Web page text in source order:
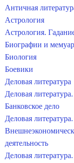
Античная
Астрология
Астрология.
Биографии и
Биология
Боевики
Деловая литература
Деловая литература.
Банковское дело
Деловая литература.
деятельность
Деловая литература.